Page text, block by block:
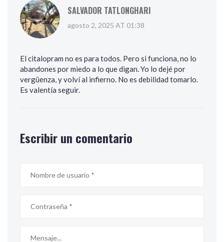
SALVADOR TATLONGHARI
agosto 2, 2025 AT 01:38
El citalopram no es para todos. Pero si funciona, no lo
abandones por miedo a lo que digan. Yo lo dejé por
vergüenza, y volví al infierno. No es debilidad tomarlo.
Es valentía seguir.
Escribir un comentario